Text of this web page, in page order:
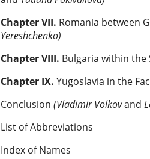
Chapter VII. Romania between
Yereshchenko)
Chapter VIII. Bulgaria within the
Chapter IX. Yugoslavia in the
Conclusion (Vladimir Volkovand
List of Abbreviations
Index of Names